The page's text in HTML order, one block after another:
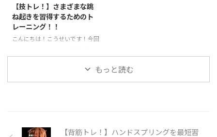
やロンダートを行う際によく使わ
れます。身体をバネのようにして
着手した手の方向に足を入れ込む
動作のことを言います。ジャンプ
手したら一気に足を地面の方向 ...
用されているのをよく目にします
...
【技トレ！】さまざまな跳
ね起きを習得するためのト
レーニング！！
こんにちは！こうせいです！今回
起きに関するトレーニングのご紹
介です。さまざまな跳ね起きの種
やアクロバットを用いる競技の中
で利用されることの多い技で、技
もっと読む
【背筋トレ！】ハンドスプリングを最短習